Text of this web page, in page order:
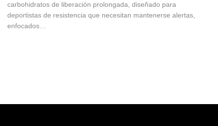
carbohidratos de liberación prolongada, diseñado para
deportistas de resistencia que necesitan mantenerse alertas,
enfocados…